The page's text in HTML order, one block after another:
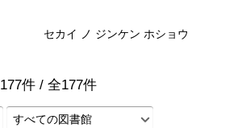
セカイ ノ ジンケン ホショウ
177件 / 全177件
すべての図書館